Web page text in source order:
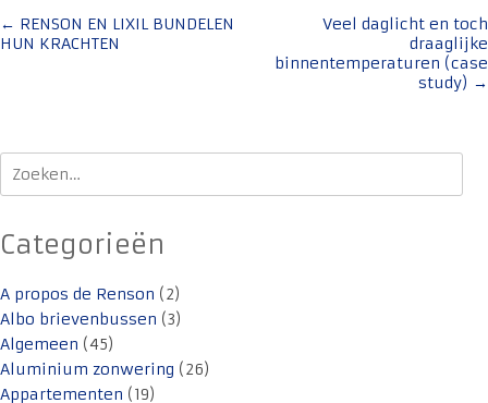
Bericht
navigatie
← RENSON EN LIXIL BUNDELEN
HUN KRACHTEN
Veel daglicht en toch
draaglijke
binnentemperaturen (case
study) →
Zoeken
naar:
Categorieën
A propos de Renson (2)
Albo brievenbussen (3)
Algemeen (45)
Aluminium zonwering (26)
Appartementen (19)